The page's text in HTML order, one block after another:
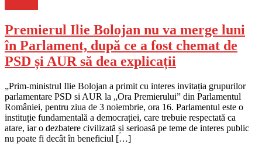
Premierul Ilie Bolojan nu va merge luni
în Parlament, după ce a fost chemat de
PSD și AUR să dea explicații
„Prim-ministrul Ilie Bolojan a primit cu interes invitația grupurilor
parlamentare PSD si AUR la „Ora Premierului” din Parlamentul
României, pentru ziua de 3 noiembrie, ora 16. Parlamentul este o
instituție fundamentală a democrației, care trebuie respectată ca
atare, iar o dezbatere civilizată și serioasă pe teme de interes public
nu poate fi decât în beneficiul […]